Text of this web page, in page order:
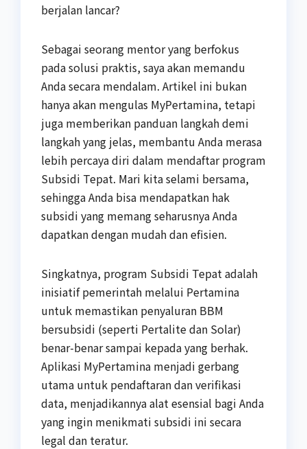
berjalan lancar?
Sebagai seorang mentor yang berfokus
pada solusi praktis, saya akan memandu
Anda secara mendalam. Artikel ini bukan
hanya akan mengulas MyPertamina, tetapi
juga memberikan panduan langkah demi
langkah yang jelas, membantu Anda merasa
lebih percaya diri dalam mendaftar program
Subsidi Tepat. Mari kita selami bersama,
sehingga Anda bisa mendapatkan hak
subsidi yang memang seharusnya Anda
dapatkan dengan mudah dan efisien.
Singkatnya, program Subsidi Tepat adalah
inisiatif pemerintah melalui Pertamina
untuk memastikan penyaluran BBM
bersubsidi (seperti Pertalite dan Solar)
benar-benar sampai kepada yang berhak.
Aplikasi MyPertamina menjadi gerbang
utama untuk pendaftaran dan verifikasi
data, menjadikannya alat esensial bagi Anda
yang ingin menikmati subsidi ini secara
legal dan teratur.